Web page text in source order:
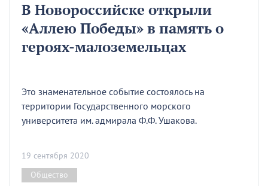
19 сентября 2020
В Новороссийске открыли
«Аллею Победы» в память о
героях-малоземельцах
Это знаменательное событие состоялось на
территории Государственного морского
университета им. адмирала Ф.Ф. Ушакова.
Общество